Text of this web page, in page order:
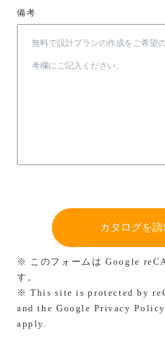
備考
※ このフォームは Google
す。
※ This site is protected by
and the GooglePrivacy Policy
apply.